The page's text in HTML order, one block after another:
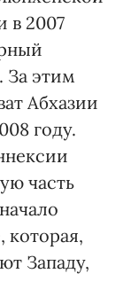
в 2007
За этим
Абхазии
году.
часть
которая,
Западу,